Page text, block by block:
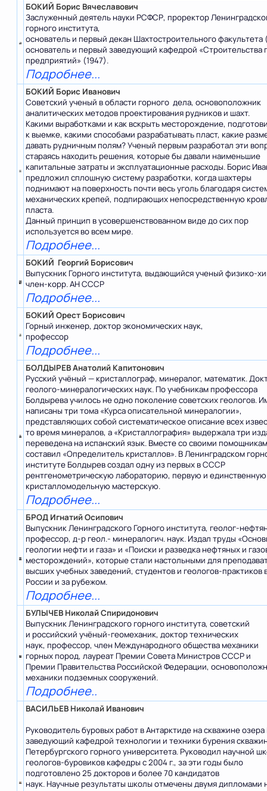
БОКИЙ Борис Вячеславович
Заслуженный деятель науки РСФСР, проректор
горного института,
основатель и первый декан Шахтостроительного факультета
основатель и первый заведующий кафедрой «Строительства
предприятий» (1947).
Подробнее...
БОКИЙ Борис Иванович
Советский ученый в области горного дела, основоположник
аналитических методов проектирования рудников и шахт.
Какими выработками и как вскрыть месторождение,
к выемке, какими способами разрабатывать пласт, какие
давать рудничным полям? Ученый первым разработал эти
стараясь находить решения, которые бы давали наименьшие
капитальные затраты и эксплуатационные расходы. Борис
предложил сплошную систему разработки, когда шахтеры
поднимают на поверхность почти весь уголь благодаря
механических крепей, подпирающих непосредственную
пласта.
Данный принцип в усовершенствованном виде до сих пор
используется во всем мире.
Подробнее...
БОКИЙ Георгий Борисович
Выпускник Горного института, выдающийся ученый физико-
член-корр. АН СССР
Подробнее...
БОКИЙ Орест Борисович
Горный инженер, доктор экономических наук,
профессор
Подробнее...
БОЛДЫРЕВ Анатолий Капитонович
Русский учёный — кристаллограф, минералог, математик.
геолого-минералогических наук. По учебникам профессора
Болдырева училось не одно поколение советских геологов.
написаны три тома «Курса описательной минералогии»,
представляющих собой систематическое описание всех
то время минералов, а «Кристаллография» выдержала три
переведена на испанский язык. Вместе со своими
составил «Определитель кристаллов». В Ленинградском
институте Болдырев создал одну из первых в СССР
рентгенометрическую лабораторию, первую и
кристалломодельную мастерскую.
Подробнее...
БРОД Игнатий Осипович
Выпускник Ленинградского Горного института, геолог-
профессор, д-р геол.- минералогич. наук. Издал труды
геологии нефти и газа» и «Поиски и разведка нефтяных и
месторождений», которые стали настольными для
высших учебных заведений, студентов и геологов-практиков
России и за рубежом.
Подробнее...
БУЛЫЧЕВ Николай Спиридонович
Выпускник Ленинградского горного института, советский
и российский учёный-геомеханик, доктор технических
наук, профессор, член Международного общества механики
горных пород, лауреат Премии Совета Министров СССР и
Премии Правительства Российской Федерации,
механики подземных сооружений.
Подробнее..
ВАСИЛЬЕВ Николай Иванович
Руководитель буровых работ в Антарктиде на скважине озера
заведующий кафедрой технологии и техники бурения
Петербургского горного университета. Руководил научной
геологов-буровиков кафедры с 2004 г., за эти годы было
подготовлено 25 докторов и более 70 кандидатов
наук. Научные результаты школы отмечены двумя дипломами